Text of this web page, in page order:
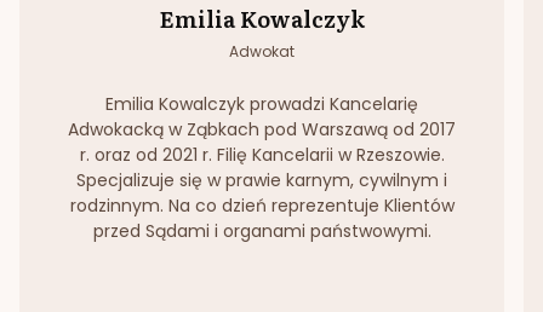
Emilia Kowalczyk
Adwokat
Emilia Kowalczyk prowadzi Kancelarię
Adwokacką w Ząbkach pod Warszawą od 2017
r. oraz od 2021 r. Filię Kancelarii w Rzeszowie.
Specjalizuje się w prawie karnym, cywilnym i
rodzinnym. Na co dzień reprezentuje Klientów
przed Sądami i organami państwowymi.